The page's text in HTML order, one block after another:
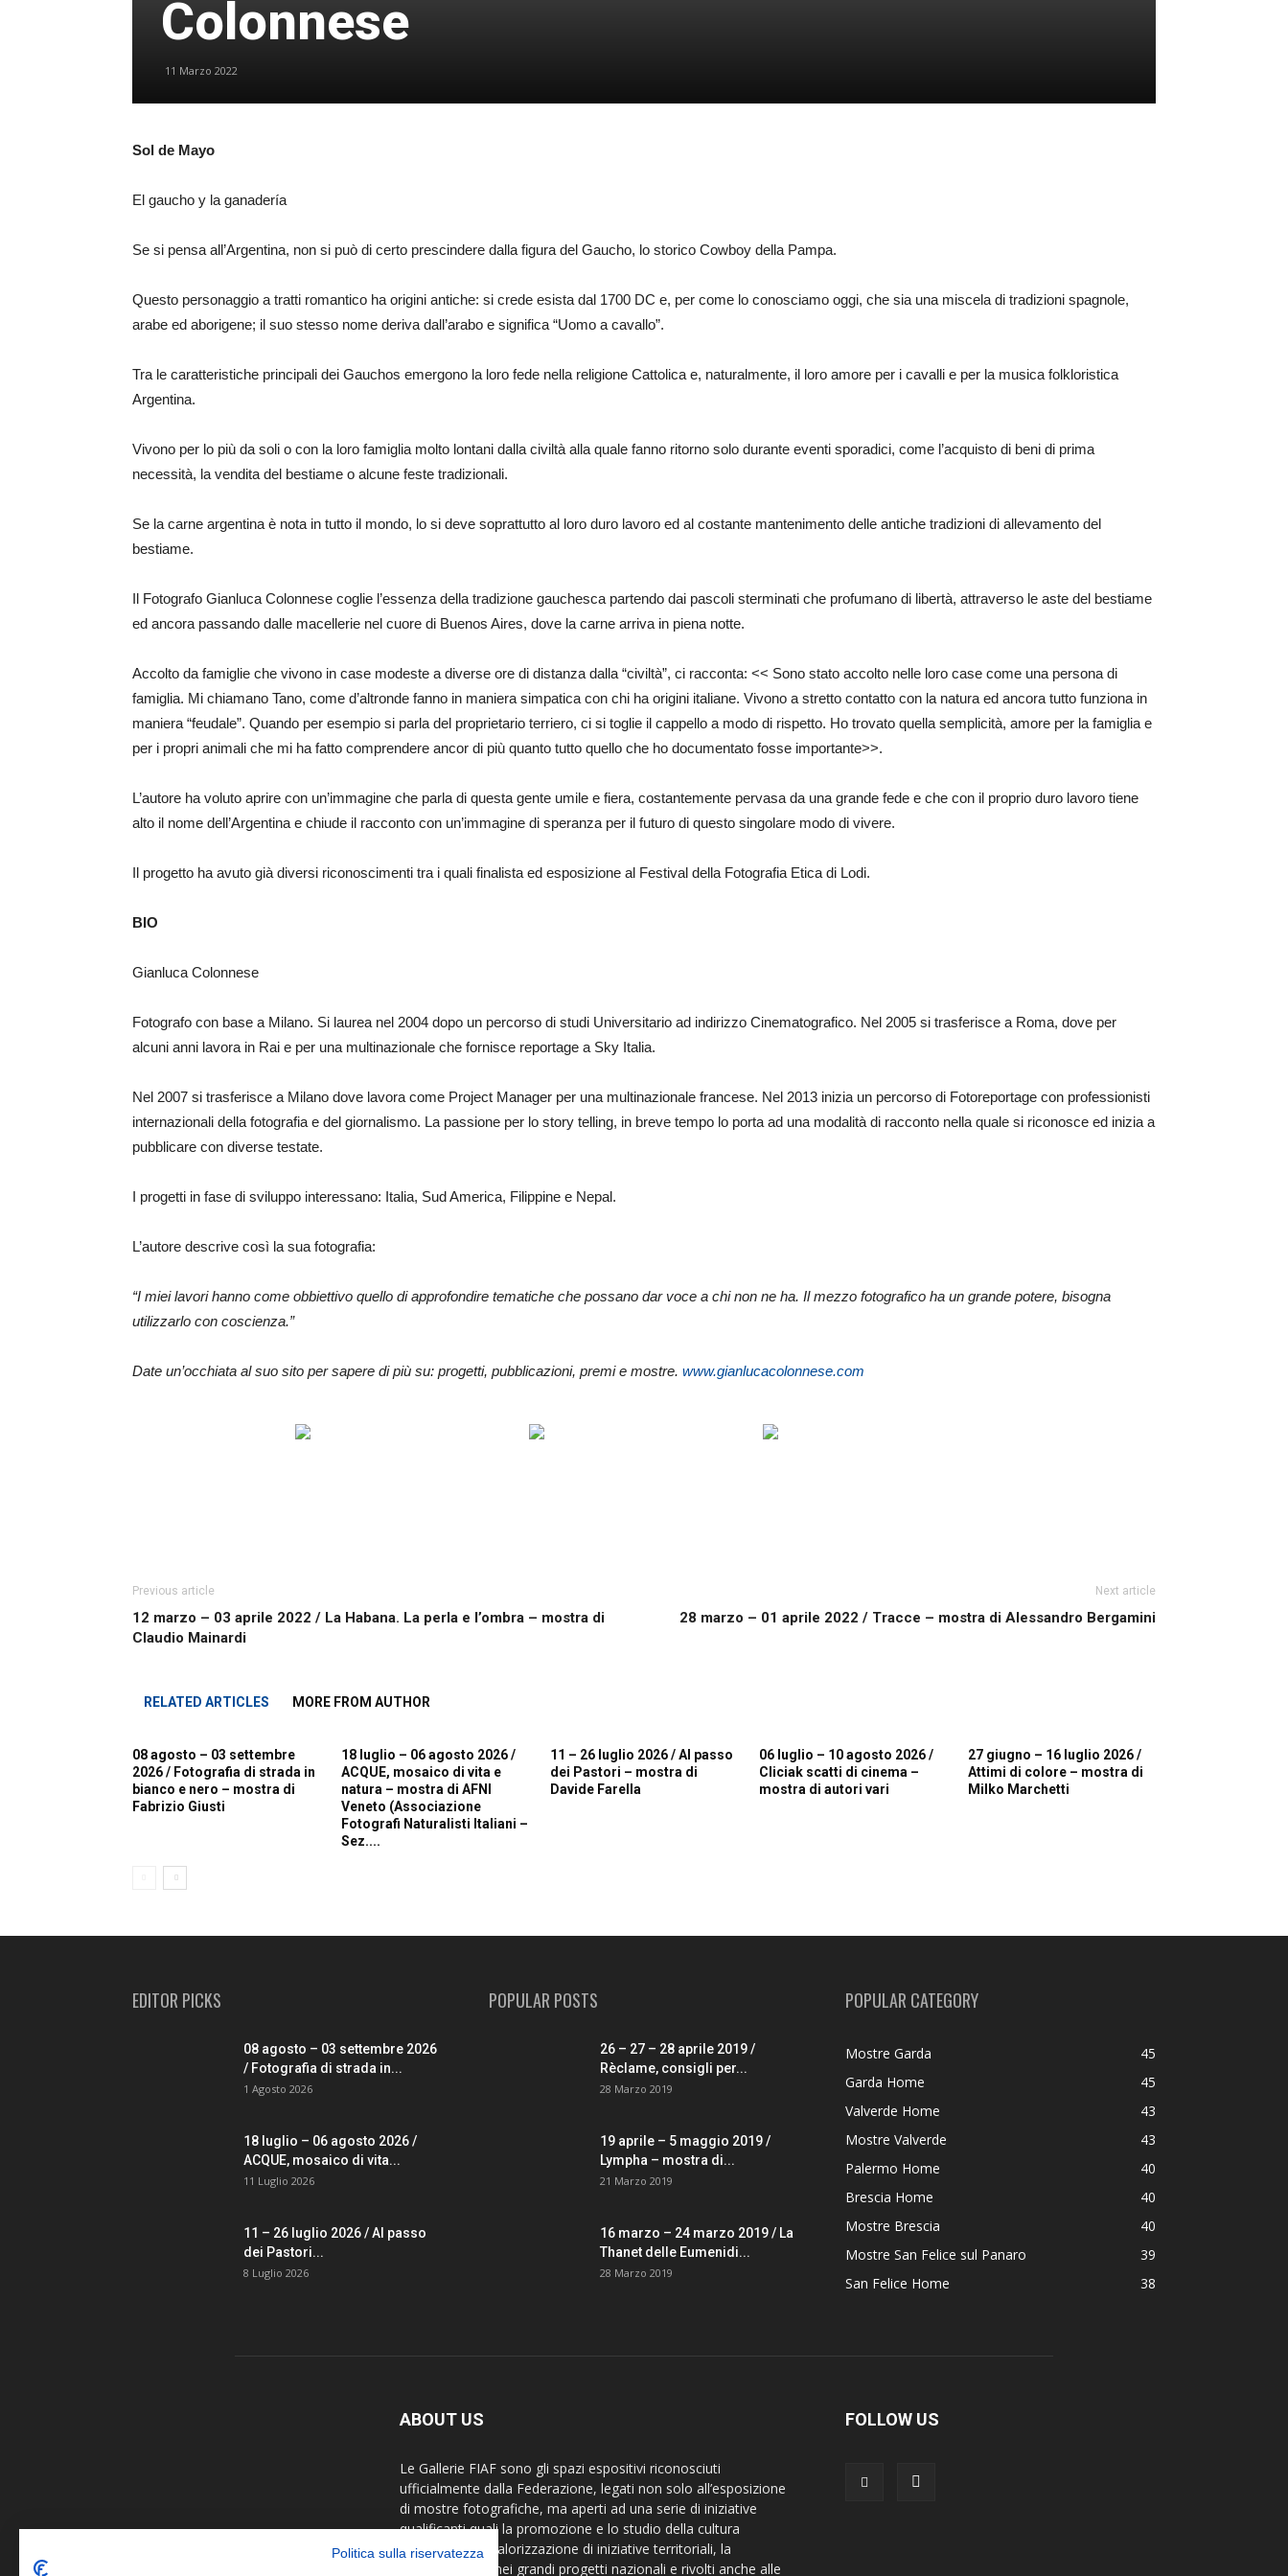
Colonnese
11 Marzo 2022
Sol de Mayo
El gaucho y la ganadería
Se si pensa all’Argentina, non si può di certo prescindere dalla figura del Gaucho, lo storico Cowboy della Pampa.
Questo personaggio a tratti romantico ha origini antiche: si crede esista dal 1700 DC e, per come lo conosciamo oggi, che sia una miscela di tradizioni spagnole,
arabe ed aborigene; il suo stesso nome deriva dall’arabo e significa “Uomo a cavallo”.
Tra le caratteristiche principali dei Gauchos emergono la loro fede nella religione Cattolica e, naturalmente, il loro amore per i cavalli e per la musica folkloristica
Argentina.
Vivono per lo più da soli o con la loro famiglia molto lontani dalla civiltà alla quale fanno ritorno solo durante eventi sporadici, come l’acquisto di beni di prima
necessità, la vendita del bestiame o alcune feste tradizionali.
Se la carne argentina è nota in tutto il mondo, lo si deve soprattutto al loro duro lavoro ed al costante mantenimento delle antiche tradizioni di allevamento del
bestiame.
Il Fotografo Gianluca Colonnese coglie l’essenza della tradizione gauchesca partendo dai pascoli sterminati che profumano di libertà, attraverso le aste del bestiame
ed ancora passando dalle macellerie nel cuore di Buenos Aires, dove la carne arriva in piena notte.
Accolto da famiglie che vivono in case modeste a diverse ore di distanza dalla “civiltà”, ci racconta: << Sono stato accolto nelle loro case come una persona di
famiglia. Mi chiamano Tano, come d’altronde fanno in maniera simpatica con chi ha origini italiane. Vivono a stretto contatto con la natura ed ancora tutto funziona in
maniera “feudale”. Quando per esempio si parla del proprietario terriero, ci si toglie il cappello a modo di rispetto. Ho trovato quella semplicità, amore per la famiglia e
per i propri animali che mi ha fatto comprendere ancor di più quanto tutto quello che ho documentato fosse importante>>.
L’autore ha voluto aprire con un’immagine che parla di questa gente umile e fiera, costantemente pervasa da una grande fede e che con il proprio duro lavoro tiene
alto il nome dell’Argentina e chiude il racconto con un’immagine di speranza per il futuro di questo singolare modo di vivere.
Il progetto ha avuto già diversi riconoscimenti tra i quali finalista ed esposizione al Festival della Fotografia Etica di Lodi.
BIO
Gianluca Colonnese
Fotografo con base a Milano. Si laurea nel 2004 dopo un percorso di studi Universitario ad indirizzo Cinematografico. Nel 2005 si trasferisce a Roma, dove per
alcuni anni lavora in Rai e per una multinazionale che fornisce reportage a Sky Italia.
Nel 2007 si trasferisce a Milano dove lavora come Project Manager per una multinazionale francese. Nel 2013 inizia un percorso di Fotoreportage con professionisti
internazionali della fotografia e del giornalismo. La passione per lo story telling, in breve tempo lo porta ad una modalità di racconto nella quale si riconosce ed inizia a
pubblicare con diverse testate.
I progetti in fase di sviluppo interessano: Italia, Sud America, Filippine e Nepal.
L’autore descrive così la sua fotografia:
“I miei lavori hanno come obbiettivo quello di approfondire tematiche che possano dar voce a chi non ne ha. Il mezzo fotografico ha un grande potere, bisogna
utilizzarlo con coscienza.”
Date un’occhiata al suo sito per sapere di più su: progetti, pubblicazioni, premi e mostre. www.gianlucacolonnese.com
Previous article
12 marzo – 03 aprile 2022 / La Habana. La perla e l’ombra – mostra di
Claudio Mainardi
Next article
28 marzo – 01 aprile 2022 / Tracce – mostra di Alessandro Bergamini
RELATED ARTICLES MORE FROM AUTHOR
08 agosto – 03 settembre
2026 / Fotografia di strada in
bianco e nero – mostra di
Fabrizio Giusti
18 luglio – 06 agosto 2026 /
ACQUE, mosaico di vita e
natura – mostra di AFNI
Veneto (Associazione
Fotografi Naturalisti Italiani –
Sez....
11 – 26 luglio 2026 / Al passo
dei Pastori – mostra di
Davide Farella
06 luglio – 10 agosto 2026 /
Cliciak scatti di cinema –
mostra di autori vari
27 giugno – 16 luglio 2026 /
Attimi di colore – mostra di
Milko Marchetti
EDITOR PICKS
08 agosto – 03 settembre 2026
/ Fotografia di strada in...
1 Agosto 2026
18 luglio – 06 agosto 2026 /
ACQUE, mosaico di vita...
11 Luglio 2026
11 – 26 luglio 2026 / Al passo
dei Pastori...
8 Luglio 2026
POPULAR POSTS
26 – 27 – 28 aprile 2019 /
Rèclame, consigli per...
28 Marzo 2019
19 aprile – 5 maggio 2019 /
Lympha – mostra di...
21 Marzo 2019
16 marzo – 24 marzo 2019 / La
Thanet delle Eumenidi...
28 Marzo 2019
POPULAR CATEGORY
Mostre Garda
45
Garda Home
45
Valverde Home
43
Mostre Valverde
43
Palermo Home
40
Brescia Home
40
Mostre Brescia
40
Mostre San Felice sul Panaro
39
San Felice Home
38
ABOUT US
Le Gallerie FIAF sono gli spazi espositivi riconosciuti
ufficialmente dalla Federazione, legati non solo all’esposizione
di mostre fotografiche, ma aperti ad una serie di iniziative
qualificanti quali la promozione e lo studio della cultura
fotografica, la valorizzazione di iniziative territoriali, la
collaborazione nei grandi progetti nazionali e rivolti anche alle
FOLLOW US
Politica sulla riservatezza